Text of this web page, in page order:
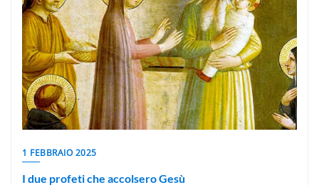
1 FEBBRAIO 2025
I due profeti che accolsero Gesù